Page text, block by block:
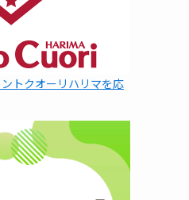
トクオーリハリマを応